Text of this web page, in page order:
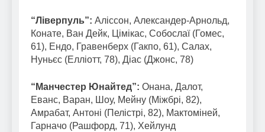
“Ліверпуль”: Аліссон, Александер-Арнольд,
Конате, Ван Дейк, Цімікас, Собослаї (Гомес,
61), Ендо, Гравенберх (Гакпо, 61), Салах,
Нуньєс (Елліотт, 78), Діас (Джонс, 78)
“Манчестер Юнайтед”: Онана, Далот,
Еванс, Варан, Шоу, Мейну (Міжбрі, 82),
Амрабат, Антоні (Пелістрі, 82), Мактоміней,
Гарначо (Рашфорд, 71), Хейлунд